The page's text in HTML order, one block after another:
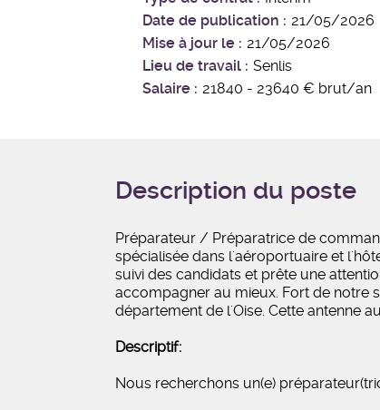
Date de publication
21/05/2026
Mise à jour le
21/05/2026
Lieu de travail
Senlis
Salaire
21840 - 23640 € brut/an
Description du poste
Préparateur / Préparatrice de
spécialisée dans l'aéroportuaire et
suivi des candidats et prête une
accompagner au mieux. Fort de notre
département de l'Oise. Cette antenne
Descriptif:
Nous recherchons un(e)